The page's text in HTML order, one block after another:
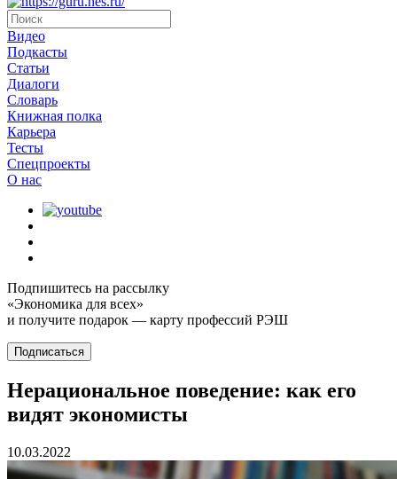
Видео
Подкасты
Статьи
Диалоги
Словарь
Книжная полка
Карьера
Тесты
Спецпроекты
О наc
Подпишитесь на рассылку
«Экономика для всех»
и получите подарок — карту профессий РЭШ
Подписаться
Нерациональное поведение: как его
видят экономисты
10.03.2022